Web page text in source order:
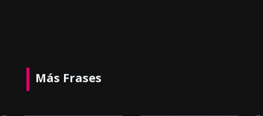
Más Frases